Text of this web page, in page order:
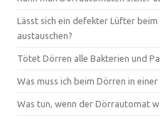
Lässt sich ein defekter Lüfter
austauschen?
Tötet Dörren alle Bakterien und
Was muss ich beim Dörren in
Was tun, wenn der Dörrautomat